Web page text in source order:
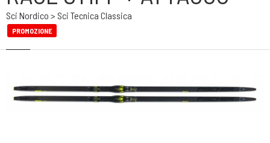
Sci Nordico > Sci Tecnica Classica
PROMOZIONE